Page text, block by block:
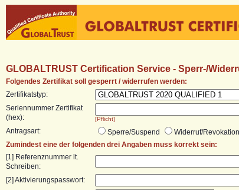
GLOBALTRUST Certification Service - Sperr-/
Folgendes Zertifikat soll gesperrt / widerrufen werden:
Zertifikatstyp:
Seriennummer Zertifikat
(hex):
[Pflicht]
Antragsart: Sperre/Suspend Widerruf/Revokation
Zumindest eine der folgenden drei Angaben muss korrekt sein:
[1] Referenznummer lt.
Schreiben:
[2] Aktivierungspasswort: